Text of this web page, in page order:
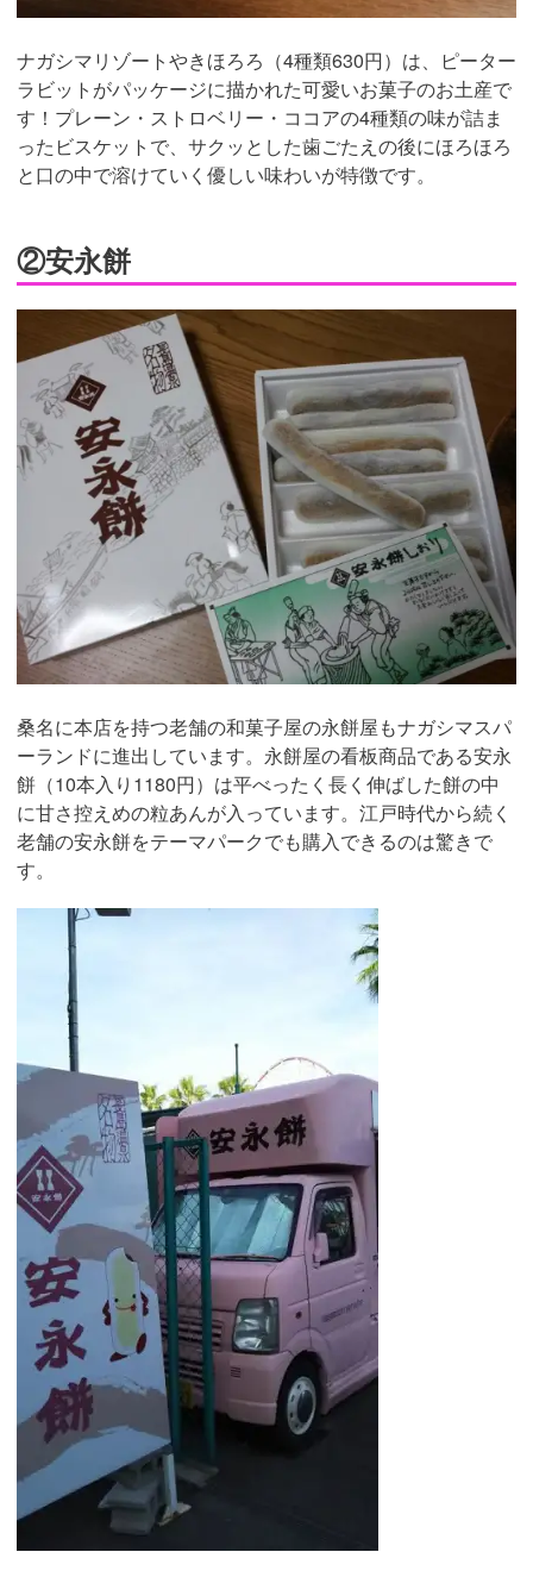
ナガシマリゾートやきほろろ（4種類630円）は、ピーター
ラビットがパッケージに描かれた可愛いお菓子のお土産で
す！プレーン・ストロベリー・ココアの4種類の味が詰ま
ったビスケットで、サクッとした歯ごたえの後にほろほろ
と口の中で溶けていく優しい味わいが特徴です。
②安永餅
桑名に本店を持つ老舗の和菓子屋の永餅屋もナガシマスパ
ーランドに進出しています。永餅屋の看板商品である安永
餅（10本入り1180円）は平べったく長く伸ばした餅の中
に甘さ控えめの粒あんが入っています。江戸時代から続く
老舗の安永餅をテーマパークでも購入できるのは驚きで
す。